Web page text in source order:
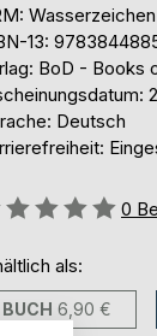
Wasserzeichen
13:
BoD - Books
Deutsch
0
als:
BUCH 6,90 €